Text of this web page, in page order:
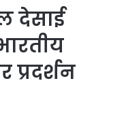
देसाई
प्रदर्शन